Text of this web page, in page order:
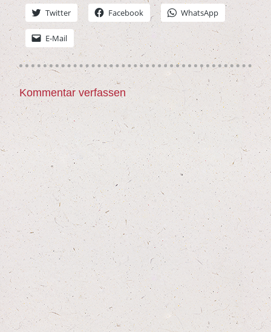
Twit­ter Face­book Whats­App
E‑Mail
Kommentar verfassen